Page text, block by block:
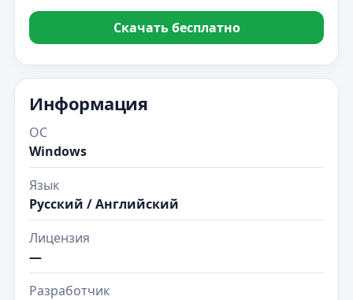
Скачать бесплатно
Информация
ОС
Windows
Язык
Русский / Английский
Лицензия
—
Разработчик